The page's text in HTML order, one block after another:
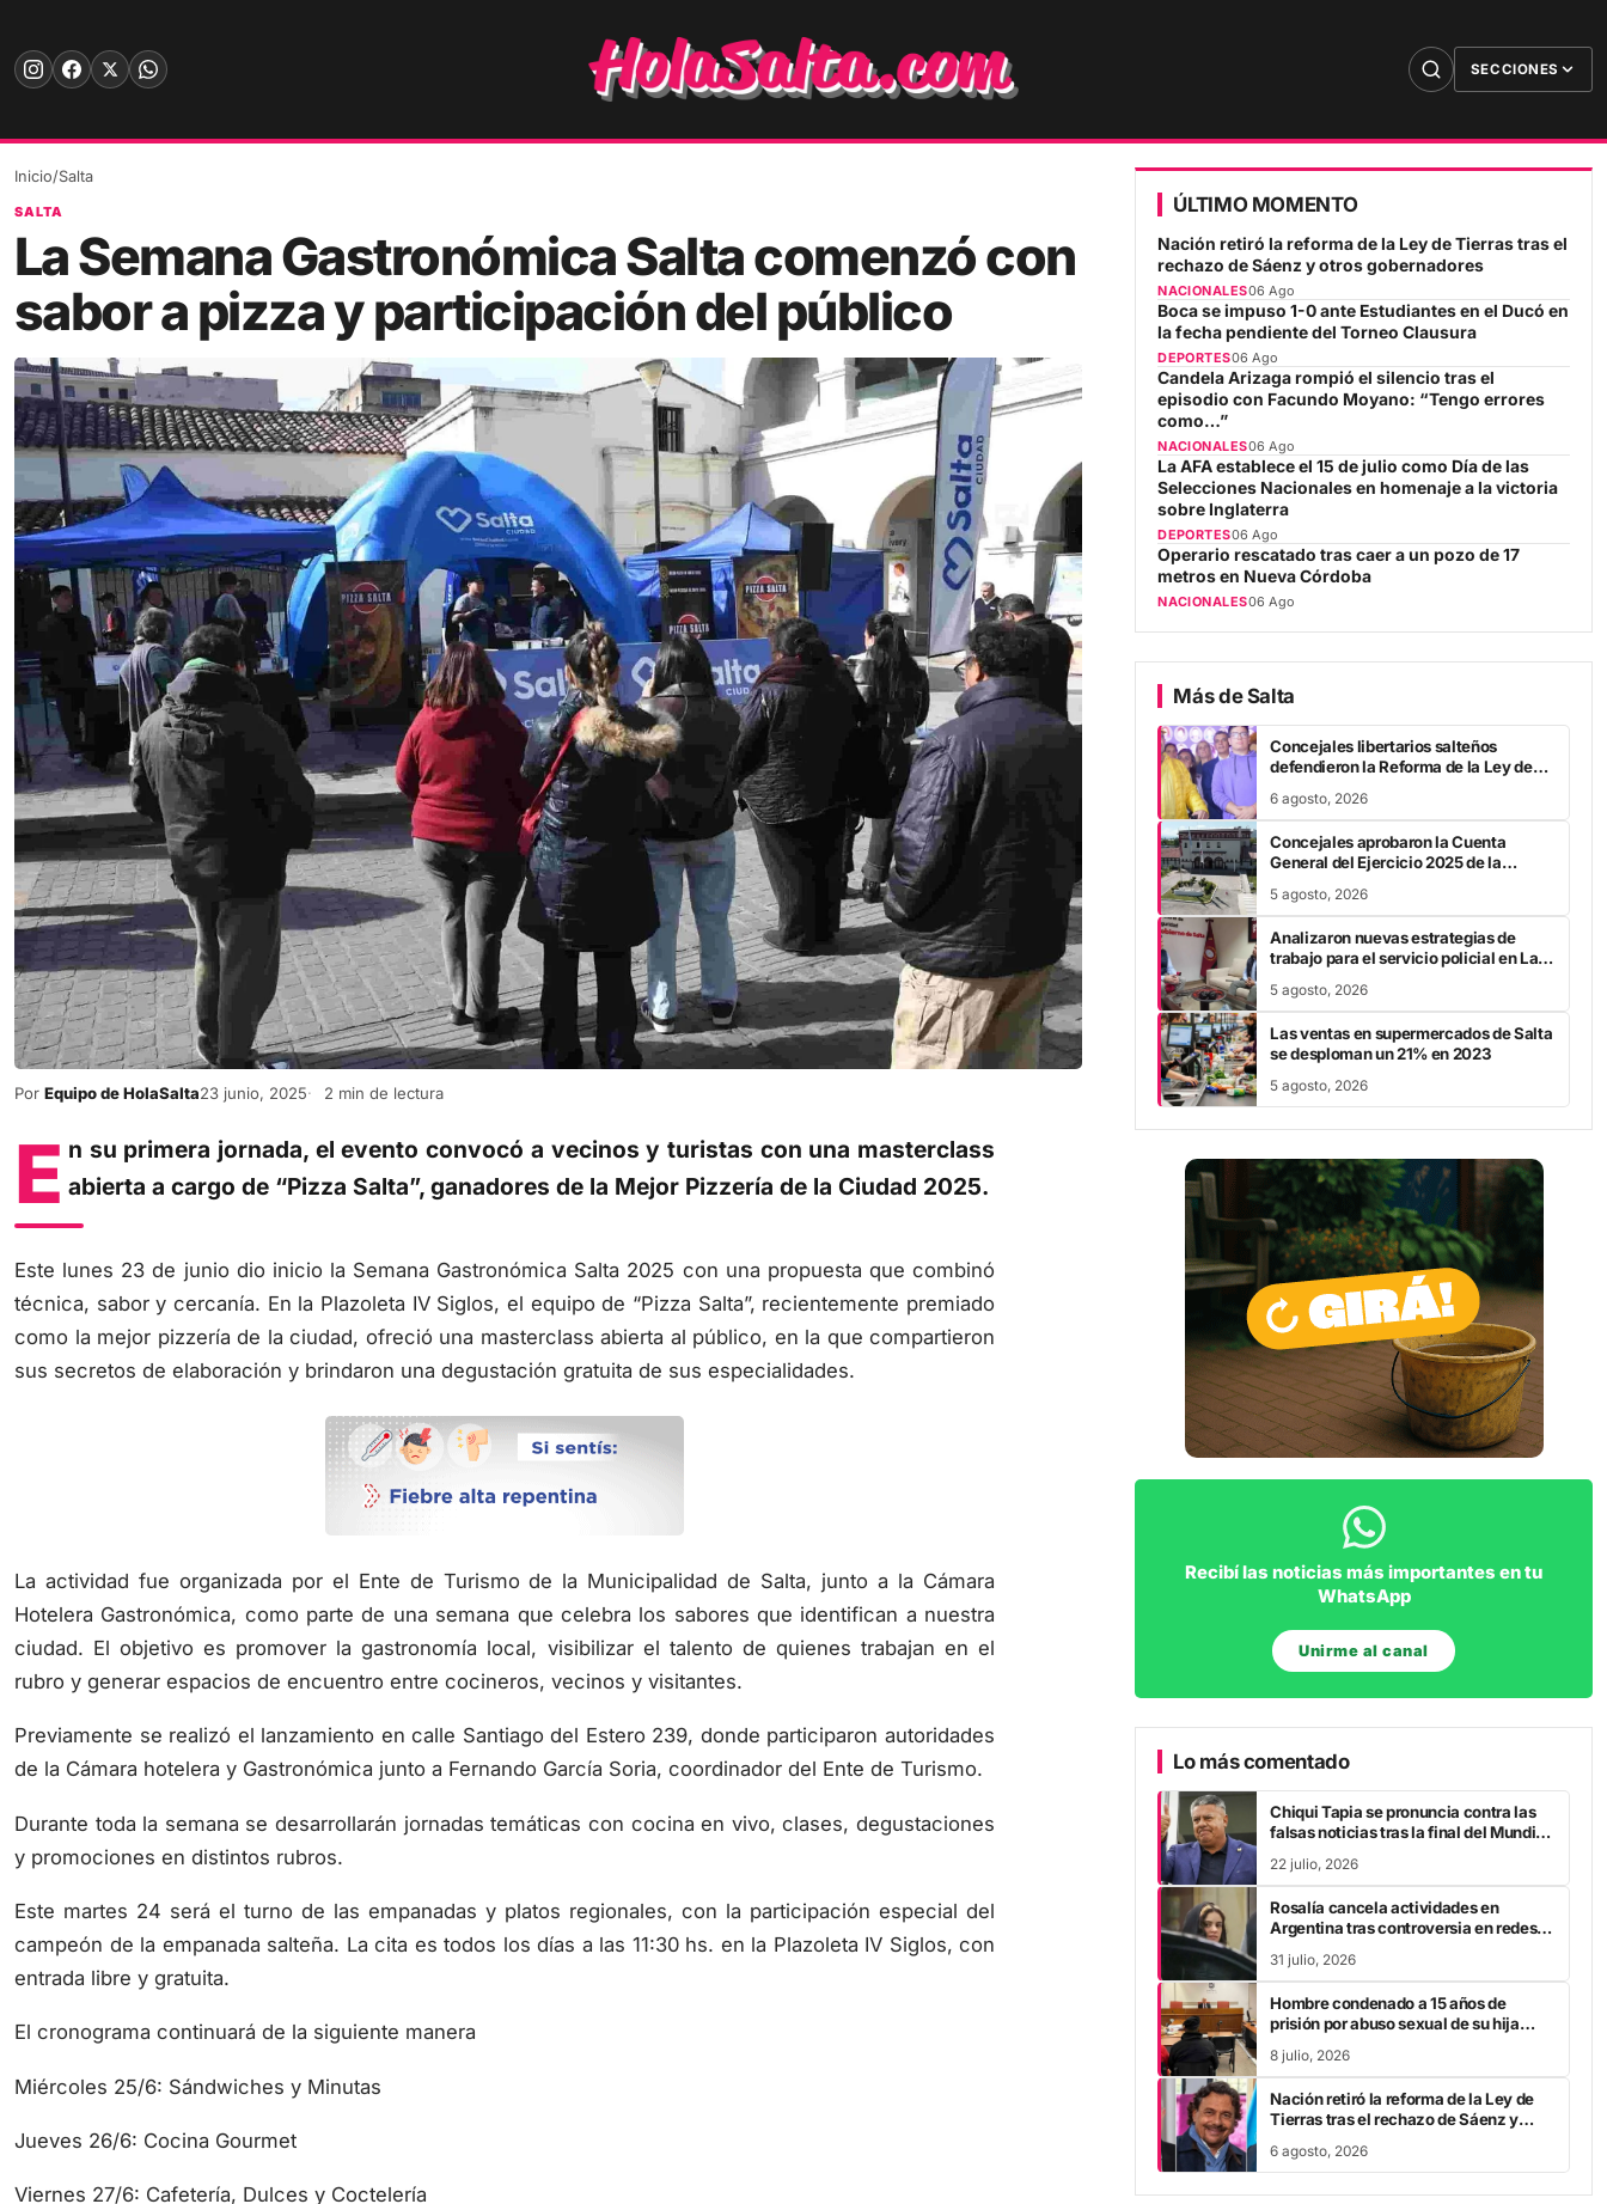
content
SECCIONES
Inicio/Salta
SALTA
La Semana Gastronómica Salta comenzó con
sabor a pizza y participación del público
Por Equipo de HolaSalta23 junio, 2025 2 min de lectura
E n su primera jornada, el evento convocó a vecinos y turistas con una masterclass
abierta a cargo de “Pizza Salta”, ganadores de la Mejor Pizzería de la Ciudad 2025.
Este lunes 23 de junio dio inicio la Semana Gastronómica Salta 2025 con una propuesta que combinó
técnica, sabor y cercanía. En la Plazoleta IV Siglos, el equipo de “Pizza Salta”, recientemente premiado
como la mejor pizzería de la ciudad, ofreció una masterclass abierta al público, en la que compartieron
sus secretos de elaboración y brindaron una degustación gratuita de sus especialidades.
La actividad fue organizada por el Ente de Turismo de la Municipalidad de Salta, junto a la Cámara
Hotelera Gastronómica, como parte de una semana que celebra los sabores que identifican a nuestra
ciudad. El objetivo es promover la gastronomía local, visibilizar el talento de quienes trabajan en el
rubro y generar espacios de encuentro entre cocineros, vecinos y visitantes.
Previamente se realizó el lanzamiento en calle Santiago del Estero 239, donde participaron autoridades
de la Cámara hotelera y Gastronómica junto a Fernando García Soria, coordinador del Ente de Turismo.
Durante toda la semana se desarrollarán jornadas temáticas con cocina en vivo, clases, degustaciones
y promociones en distintos rubros.
Este martes 24 será el turno de las empanadas y platos regionales, con la participación especial del
campeón de la empanada salteña. La cita es todos los días a las 11:30 hs. en la Plazoleta IV Siglos, con
entrada libre y gratuita.
El cronograma continuará de la siguiente manera
Miércoles 25/6: Sándwiches y Minutas
Jueves 26/6: Cocina Gourmet
Viernes 27/6: Cafetería, Dulces y Coctelería
ÚLTIMO MOMENTO
Nación retiró la reforma de la Ley de Tierras tras el
rechazo de Sáenz y otros gobernadores
NACIONALES06 Ago
Boca se impuso 1-0 ante Estudiantes en el Ducó en
la fecha pendiente del Torneo Clausura
DEPORTES06 Ago
Candela Arizaga rompió el silencio tras el
episodio con Facundo Moyano: “Tengo errores
como…”
NACIONALES06 Ago
La AFA establece el 15 de julio como Día de las
Selecciones Nacionales en homenaje a la victoria
sobre Inglaterra
DEPORTES06 Ago
Operario rescatado tras caer a un pozo de 17
metros en Nueva Córdoba
NACIONALES06 Ago
Más de Salta
Concejales libertarios salteños
defendieron la Reforma de la Ley de
6 agosto, 2026
Concejales aprobaron la Cuenta
General del Ejercicio 2025 de la
5 agosto, 2026
Analizaron nuevas estrategias de
trabajo para el servicio policial en La
5 agosto, 2026
Las ventas en supermercados de Salta
se desploman un 21% en 2023
5 agosto, 2026
Recibí las noticias más importantes en tu
WhatsApp
Unirme al canal
Lo más comentado
Chiqui Tapia se pronuncia contra las
falsas noticias tras la final del Mundial
22 julio, 2026
Rosalía cancela actividades en
Argentina tras controversia en redes
31 julio, 2026
Hombre condenado a 15 años de
prisión por abuso sexual de su hija
8 julio, 2026
Nación retiró la reforma de la Ley de
Tierras tras el rechazo de Sáenz y
6 agosto, 2026